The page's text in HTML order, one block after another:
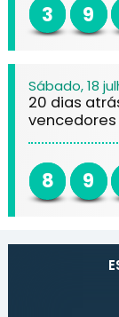
3 9
Sábado, 18
20 dias
vencedores
8 9